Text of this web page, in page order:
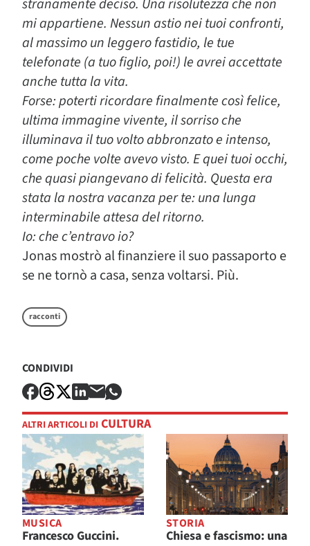
stranamente deciso. Una risolutezza che non
mi appartiene. Nessun astio nei tuoi confronti,
al massimo un leggero fastidio, le tue
telefonate (a tuo figlio, poi!) le avrei accettate
anche tutta la vita.
Forse: poterti ricordare finalmente così felice,
ultima immagine vivente, il sorriso che
illuminava il tuo volto abbronzato e intenso,
come poche volte avevo visto. E quei tuoi occhi,
che quasi piangevano di felicità. Questa era
stata la nostra vacanza per te: una lunga
interminabile attesa del ritorno.
Io: che c’entravo io?
Jonas mostrò al finanziere il suo passaporto e
se ne tornò a casa, senza voltarsi. Più.
racconti
CONDIVIDI
ALTRI ARTICOLI DI CULTURA
MUSICA
Francesco Guccini.
STORIA
Chiesa e fascismo: una